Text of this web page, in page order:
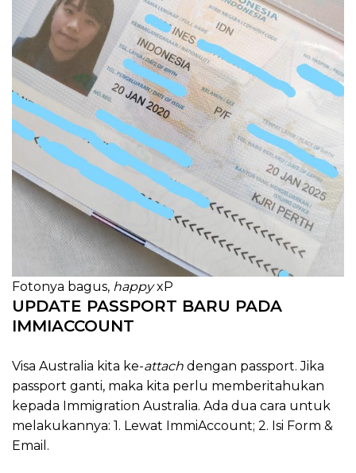
Fotonya bagus, happyxP
UPDATE PASSPORT BARU PADA
IMMIACCOUNT
Visa Australia kita ke-attach dengan passport. Jika
passport ganti, maka kita perlu memberitahukan
kepada Immigration Australia. Ada dua cara untuk
melakukannya: 1. Lewat ImmiAccount; 2. Isi Form &
Email.